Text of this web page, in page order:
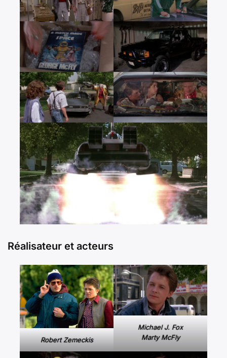
Réalisateur et acteurs
Robert Zemeckis
Michael J. Fox
Marty McFly